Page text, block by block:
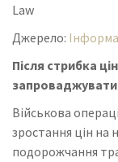
Law
Джерело:
Після стрибка
запроваджувати
Військова
зростання цін
подорожчання